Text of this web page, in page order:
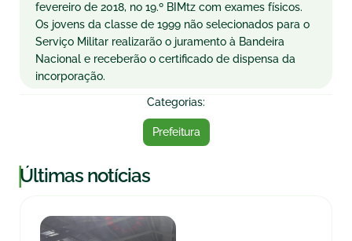
fevereiro de 2018, no 19.º BIMtz com exames físicos.
Os jovens da classe de 1999 não selecionados para o
Serviço Militar realizarão o juramento à Bandeira
Nacional e receberão o certificado de dispensa da
incorporação.
Categorias:
Prefeitura
|Últimas notícias